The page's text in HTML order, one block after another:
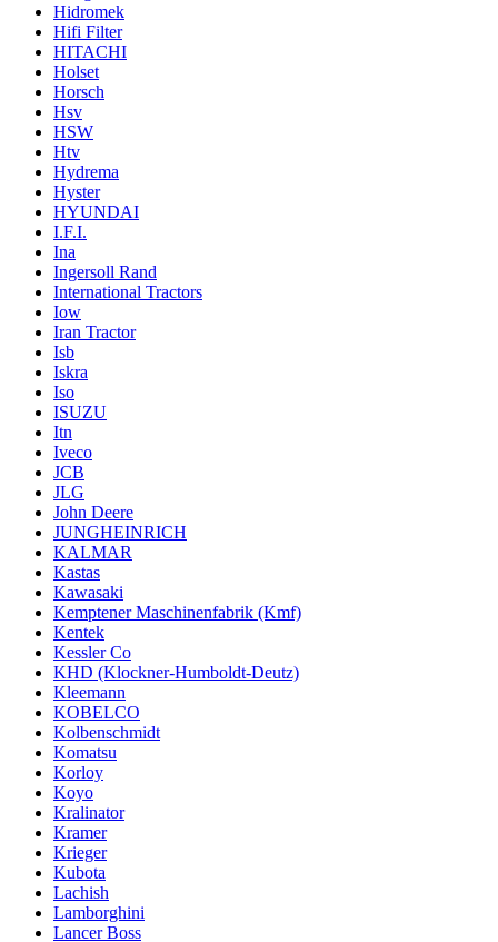
Hidromek
Hifi Filter
HITACHI
Holset
Horsch
Hsv
HSW
Htv
Hydrema
Hyster
HYUNDAI
I.F.I.
Ina
Ingersoll Rand
International Tractors
Iow
Iran Tractor
Isb
Iskra
Iso
ISUZU
Itn
Iveco
JCB
JLG
John Deere
JUNGHEINRICH
KALMAR
Kastas
Kawasaki
Kemptener Maschinenfabrik (Kmf)
Kentek
Kessler Co
KHD (Klockner-Humboldt-Deutz)
Kleemann
KOBELCO
Kolbenschmidt
Komatsu
Korloy
Koyo
Kralinator
Kramer
Krieger
Kubota
Lachish
Lamborghini
Lancer Boss